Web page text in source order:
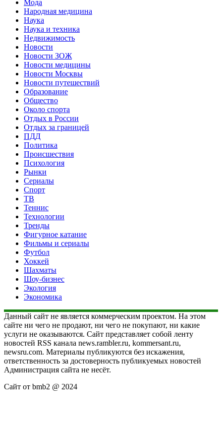
Мода
Народная медицина
Наука
Наука и техника
Недвижимость
Новости
Новости ЗОЖ
Новости медицины
Новости Москвы
Новости путешествий
Образование
Общество
Около спорта
Отдых в России
Отдых за границей
ПДД
Политика
Происшествия
Психология
Рынки
Сериалы
Спорт
ТВ
Теннис
Технологии
Тренды
Фигурное катание
Фильмы и сериалы
Футбол
Хоккей
Шахматы
Шоу-бизнес
Экология
Экономика
Данный сайт не является коммерческим проектом. На этом
сайте ни чего не продают, ни чего не покупают, ни какие
услуги не оказываются. Сайт представляет собой ленту
новостей RSS канала news.rambler.ru, kommersant.ru,
newsru.com. Материалы публикуются без искажения,
ответственность за достоверность публикуемых новостей
Администрация сайта не несёт.
Сайт от bmb2 @ 2024